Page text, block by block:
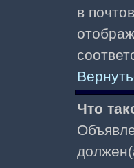
в
Что